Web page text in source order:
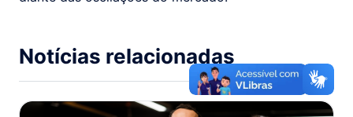
Notícias relacionadas